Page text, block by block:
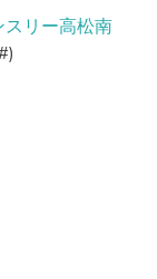
スリー高松南